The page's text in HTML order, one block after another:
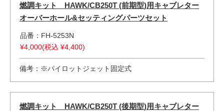
燃調キット HAWK/CB250T (前期型)用キャブレター
オーバーホール&セッティングパーツセット
品番：FH-5253N
¥4,000(税込 ¥4,400)
備考：※パイロットジェット固定式
燃調キット HAWK/CB250T (後期型)用キャブレター